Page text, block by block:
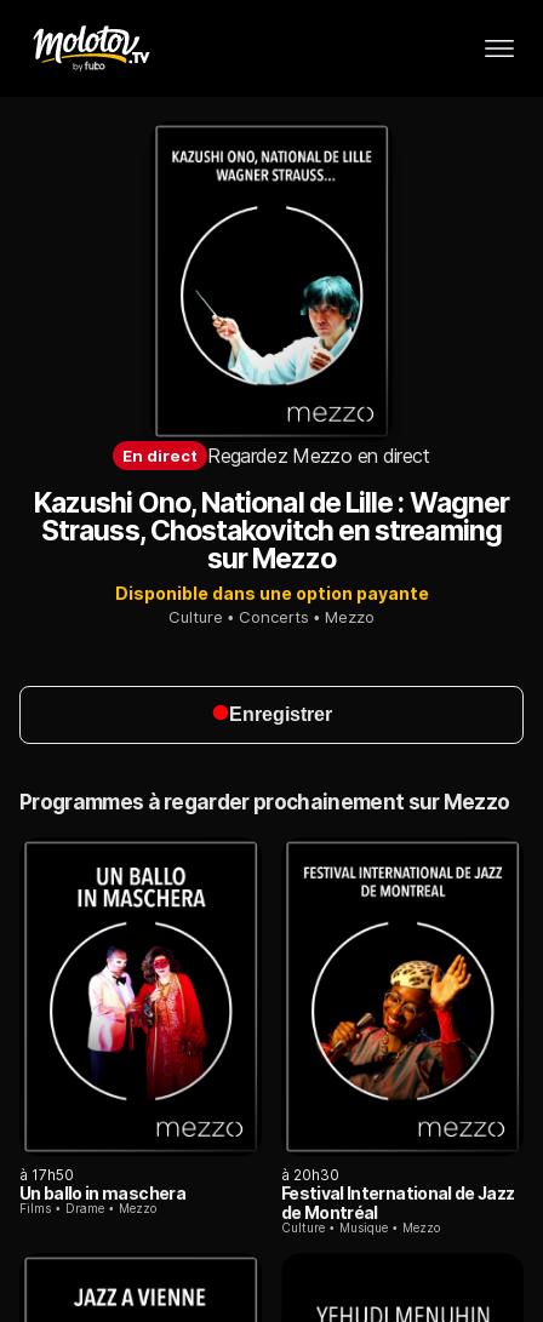
En direct Regardez Mezzo en direct
Kazushi Ono, National de Lille : Wagner
Strauss, Chostakovitch en streaming
sur Mezzo
Disponible dans une option payante
Culture Concerts Mezzo
Enregistrer
Programmes à regarder prochainement sur Mezzo
à 17h50
Un ballo in maschera
Films Drame Mezzo
à 20h30
Festival International de Jazz
de Montréal
Culture Musique Mezzo